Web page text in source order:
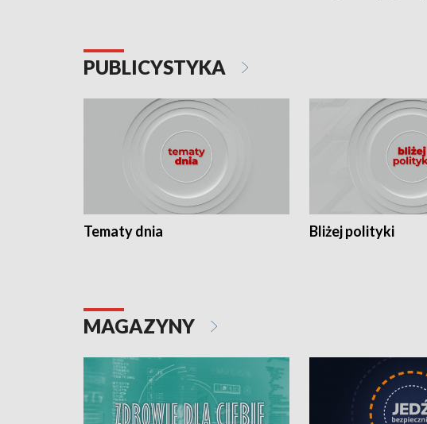
PUBLICYSTYKA
Tematy dnia Bliżej polityki
MAGAZYNY